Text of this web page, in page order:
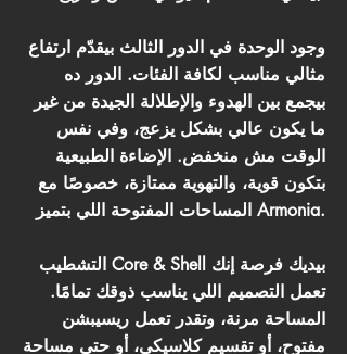
وجود الوحدة في الدور الثالث بيقدّم ارتفاع
مثالي مناسب لكافة الفئات. الدور ده
بيجمع بين الهدوء والإطلالة الجيدة من غير
ما يكون عالي بشكل يزعج، وفي نفس
الوقت مش منخفض. الإضاءة الطبيعية
بتكون قوية، والتهوية ممتازة، خصوصًا مع
المساحات المفتوحة اللي بتميز Armonia.
التشطيب Core & Shell بيديك فرصة إنك
تعمل التصميم اللي يناسب ذوقك تمامًا.
المساحة مرنة، وتقدر تعمل ريسيبشن
مفتوح، أو تقسيم كلاسيكي، أو حتى مساحة